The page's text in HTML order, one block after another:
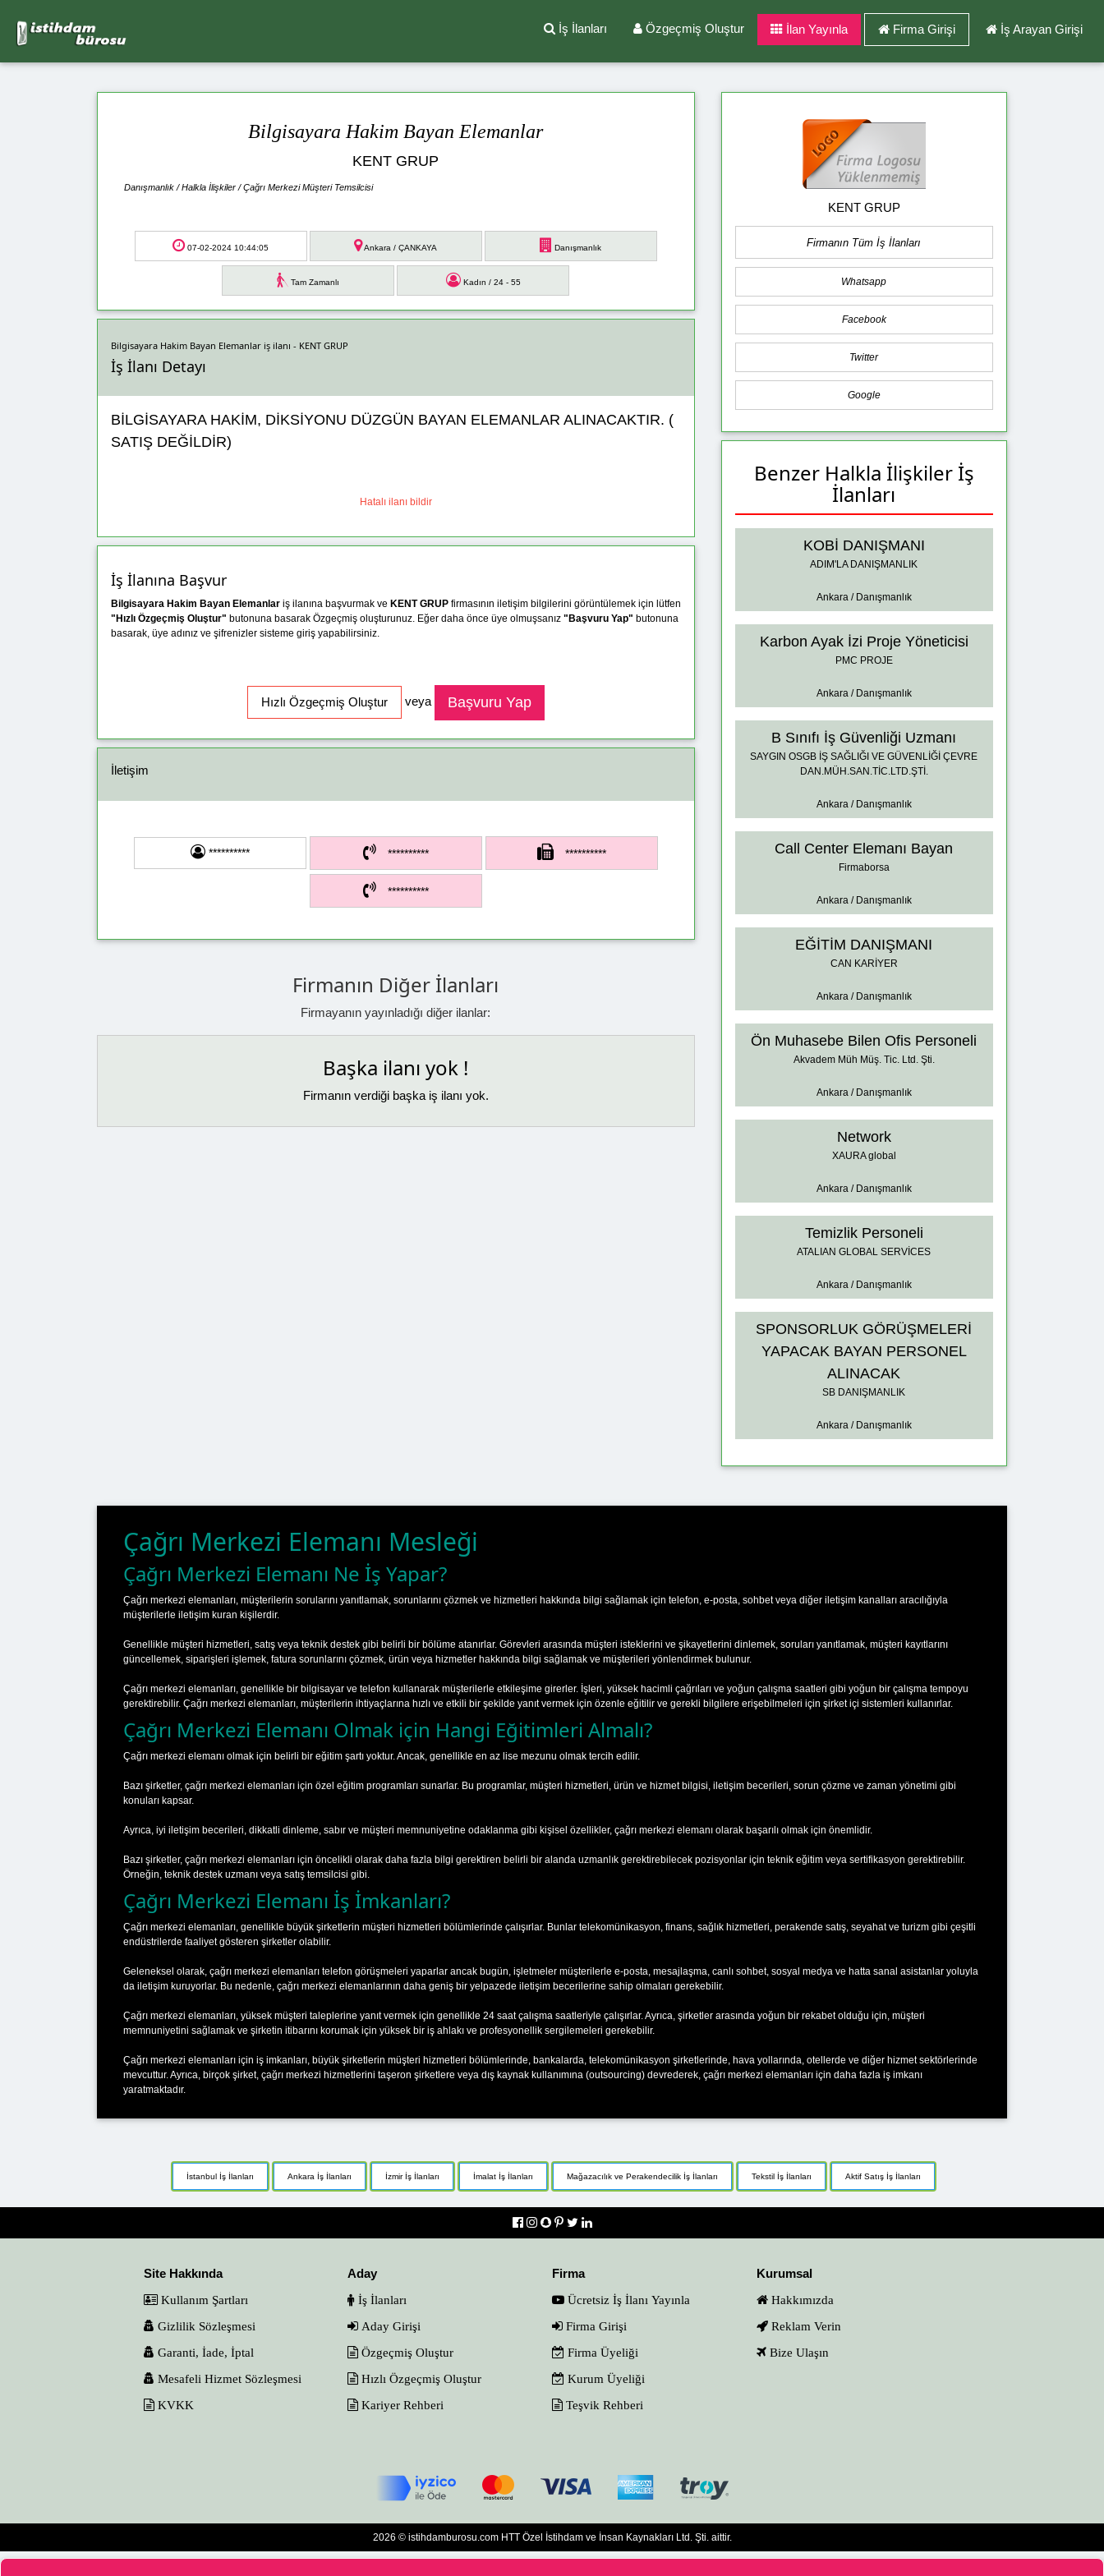
İş İlanları Özgeçmiş Oluştur İlan Yayınla Firma Girişi İş Arayan Girişi
Bilgisayara Hakim Bayan Elemanlar
KENT GRUP
Danışmanlık / Halkla İlişkiler / Çağrı Merkezi Müşteri Temsilcisi
07-02-2024 10:44:05 Ankara / ÇANKAYA Danışmanlık
Tam Zamanlı Kadın / 24 - 55
Bilgisayara Hakim Bayan Elemanlar iş ilanı - KENT GRUP
İş İlanı Detayı
BİLGİSAYARA HAKİM, DİKSİYONU DÜZGÜN BAYAN ELEMANLAR ALINACAKTIR. (
SATIŞ DEĞİLDİR)
Hatalı ilanı bildir
İş İlanına Başvur
Bilgisayara Hakim Bayan Elemanlar iş ilanına başvurmak ve KENT GRUP firmasının iletişim bilgilerini görüntülemek için lütfen
"Hızlı Özgeçmiş Oluştur" butonuna basarak Özgeçmiş oluşturunuz. Eğer daha önce üye olmuşsanız "Başvuru Yap" butonuna
basarak, üye adınız ve şifrenizler sisteme giriş yapabilirsiniz.
veya
İletişim
********** ********** **********
**********
Firmanın Diğer İlanları
Firmayanın yayınladığı diğer ilanlar:
Başka ilanı yok !
Firmanın verdiği başka iş ilanı yok.
KENT GRUP
Firmanın Tüm İş İlanları
Whatsapp
Facebook
Twitter
Google
Benzer Halkla İlişkiler İş
İlanları
KOBİ DANIŞMANI
ADIM'LA DANIŞMANLIK
Ankara / Danışmanlık
Karbon Ayak İzi Proje Yöneticisi
PMC PROJE
Ankara / Danışmanlık
B Sınıfı İş Güvenliği Uzmanı
SAYGIN OSGB İŞ SAĞLIĞI VE GÜVENLİĞİ ÇEVRE
DAN.MÜH.SAN.TİC.LTD.ŞTİ.
Ankara / Danışmanlık
Call Center Elemanı Bayan
Firmaborsa
Ankara / Danışmanlık
EĞİTİM DANIŞMANI
CAN KARİYER
Ankara / Danışmanlık
Ön Muhasebe Bilen Ofis Personeli
Akvadem Müh Müş. Tic. Ltd. Şti.
Ankara / Danışmanlık
Network
XAURA global
Ankara / Danışmanlık
Temizlik Personeli
ATALIAN GLOBAL SERVİCES
Ankara / Danışmanlık
SPONSORLUK GÖRÜŞMELERİ
YAPACAK BAYAN PERSONEL
ALINACAK
SB DANIŞMANLIK
Ankara / Danışmanlık
Çağrı Merkezi Elemanı Mesleği
Çağrı Merkezi Elemanı Ne İş Yapar?
Çağrı merkezi elemanları, müşterilerin sorularını yanıtlamak, sorunlarını çözmek ve hizmetleri hakkında bilgi sağlamak için telefon, e-posta, sohbet veya diğer iletişim kanalları aracılığıyla
müşterilerle iletişim kuran kişilerdir.
Genellikle müşteri hizmetleri, satış veya teknik destek gibi belirli bir bölüme atanırlar. Görevleri arasında müşteri isteklerini ve şikayetlerini dinlemek, soruları yanıtlamak, müşteri kayıtlarını
güncellemek, siparişleri işlemek, fatura sorunlarını çözmek, ürün veya hizmetler hakkında bilgi sağlamak ve müşterileri yönlendirmek bulunur.
Çağrı merkezi elemanları, genellikle bir bilgisayar ve telefon kullanarak müşterilerle etkileşime girerler. İşleri, yüksek hacimli çağrıları ve yoğun çalışma saatleri gibi yoğun bir çalışma tempoyu
gerektirebilir. Çağrı merkezi elemanları, müşterilerin ihtiyaçlarına hızlı ve etkili bir şekilde yanıt vermek için özenle eğitilir ve gerekli bilgilere erişebilmeleri için şirket içi sistemleri kullanırlar.
Çağrı Merkezi Elemanı Olmak için Hangi Eğitimleri Almalı?
Çağrı merkezi elemanı olmak için belirli bir eğitim şartı yoktur. Ancak, genellikle en az lise mezunu olmak tercih edilir.
Bazı şirketler, çağrı merkezi elemanları için özel eğitim programları sunarlar. Bu programlar, müşteri hizmetleri, ürün ve hizmet bilgisi, iletişim becerileri, sorun çözme ve zaman yönetimi gibi
konuları kapsar.
Ayrıca, iyi iletişim becerileri, dikkatli dinleme, sabır ve müşteri memnuniyetine odaklanma gibi kişisel özellikler, çağrı merkezi elemanı olarak başarılı olmak için önemlidir.
Bazı şirketler, çağrı merkezi elemanları için öncelikli olarak daha fazla bilgi gerektiren belirli bir alanda uzmanlık gerektirebilecek pozisyonlar için teknik eğitim veya sertifikasyon gerektirebilir.
Örneğin, teknik destek uzmanı veya satış temsilcisi gibi.
Çağrı Merkezi Elemanı İş İmkanları?
Çağrı merkezi elemanları, genellikle büyük şirketlerin müşteri hizmetleri bölümlerinde çalışırlar. Bunlar telekomünikasyon, finans, sağlık hizmetleri, perakende satış, seyahat ve turizm gibi çeşitli
endüstrilerde faaliyet gösteren şirketler olabilir.
Geleneksel olarak, çağrı merkezi elemanları telefon görüşmeleri yaparlar ancak bugün, işletmeler müşterilerle e-posta, mesajlaşma, canlı sohbet, sosyal medya ve hatta sanal asistanlar yoluyla
da iletişim kuruyorlar. Bu nedenle, çağrı merkezi elemanlarının daha geniş bir yelpazede iletişim becerilerine sahip olmaları gerekebilir.
Çağrı merkezi elemanları, yüksek müşteri taleplerine yanıt vermek için genellikle 24 saat çalışma saatleriyle çalışırlar. Ayrıca, şirketler arasında yoğun bir rekabet olduğu için, müşteri
memnuniyetini sağlamak ve şirketin itibarını korumak için yüksek bir iş ahlakı ve profesyonellik sergilemeleri gerekebilir.
Çağrı merkezi elemanları için iş imkanları, büyük şirketlerin müşteri hizmetleri bölümlerinde, bankalarda, telekomünikasyon şirketlerinde, hava yollarında, otellerde ve diğer hizmet sektörlerinde
mevcuttur. Ayrıca, birçok şirket, çağrı merkezi hizmetlerini taşeron şirketlere veya dış kaynak kullanımına (outsourcing) devrederek, çağrı merkezi elemanları için daha fazla iş imkanı
yaratmaktadır.
İstanbul İş İlanları Ankara İş İlanları İzmir İş İlanları İmalat İş İlanları Mağazacılık ve Perakendecilik İş İlanları Tekstil İş İlanları Aktif Satış İş İlanları
Site Hakkında
Kullanım Şartları
Gizlilik Sözleşmesi
Garanti, İade, İptal
Mesafeli Hizmet Sözleşmesi
KVKK
Aday
İş İlanları
Aday Girişi
Özgeçmiş Oluştur
Hızlı Özgeçmiş Oluştur
Kariyer Rehberi
Firma
Ücretsiz İş İlanı Yayınla
Firma Girişi
Firma Üyeliği
Kurum Üyeliği
Teşvik Rehberi
Kurumsal
Hakkımızda
Reklam Verin
Bize Ulaşın
2026 © istihdamburosu.com HTT Özel İstihdam ve İnsan Kaynakları Ltd. Şti. aittir.